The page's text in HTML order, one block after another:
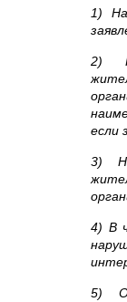
1)
2)
если
3)
4) В
5)